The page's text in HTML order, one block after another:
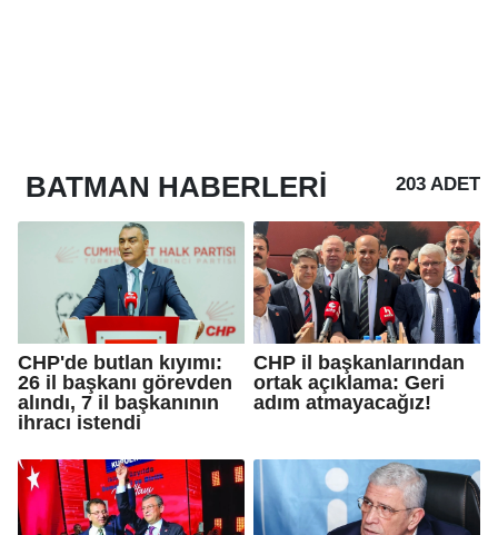
BATMAN HABERLERI 203 ADET
CHP'de butlan kıyımı:
26 il başkanı görevden
alındı, 7 il başkanının
ihracı istendi
CHP il başkanlarından
ortak açıklama: Geri
adım atmayacağız!